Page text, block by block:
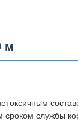
м
сроком службы